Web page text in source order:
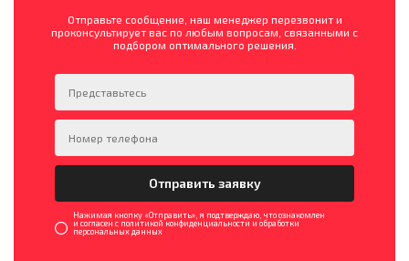
Отправьте сообщение, наш менеджер перезвонит и
проконсультирует вас по любым вопросам, связанными с
подбором оптимального решения.
Нажимая кнопку «Отправить», я подтверждаю, что ознакомлен
и согласен с политикой конфиденциальности и обработки
персональных данных